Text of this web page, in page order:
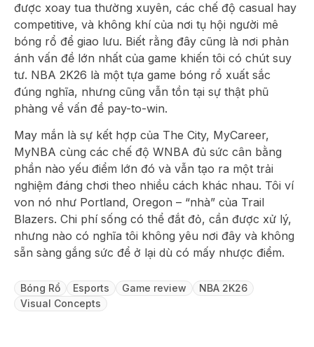
được xoay tua thường xuyên, các chế độ casual hay
competitive, và không khí của nơi tụ hội người mê
bóng rổ để giao lưu. Biết rằng đây cũng là nơi phản
ánh vấn đề lớn nhất của game khiến tôi có chút suy
tư. NBA 2K26 là một tựa game bóng rổ xuất sắc
đúng nghĩa, nhưng cũng vẫn tồn tại sự thật phũ
phàng về vấn đề pay-to-win.
May mắn là sự kết hợp của The City, MyCareer,
MyNBA cùng các chế độ WNBA đủ sức cân bằng
phần nào yếu điểm lớn đó và vẫn tạo ra một trải
nghiệm đáng chơi theo nhiều cách khác nhau. Tôi ví
von nó như Portland, Oregon – “nhà” của Trail
Blazers. Chi phí sống có thể đắt đỏ, cần được xử lý,
nhưng nào có nghĩa tôi không yêu nơi đây và không
sẵn sàng gắng sức để ở lại dù có mấy nhược điểm.
Bóng Rổ Esports Game review
NBA 2K26
Visual Concepts